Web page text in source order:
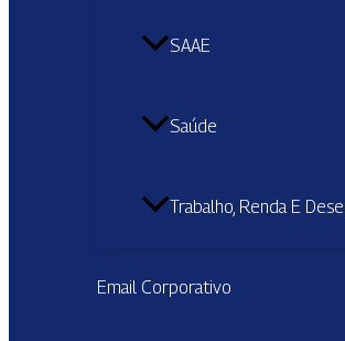
SAAE
Saúde
Trabalho, Renda E
Email Corporativo